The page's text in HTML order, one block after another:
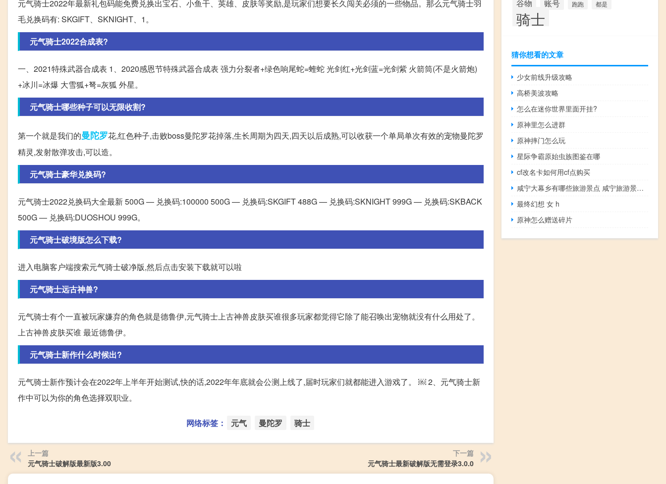
元气骑士2022年最新礼包码能免费兑换出宝石、小鱼干、英雄、皮肤等奖励,是玩家们想要长久闯关必须的一些物品。那么元气骑士羽
毛兑换码有: SKGIFT、SKNIGHT、1。
元气骑士2022合成表?
一、2021特殊武器合成表 1、2020感恩节特殊武器合成表 强力分裂者+绿色响尾蛇=蝰蛇 光剑红+光剑蓝=光剑紫 火箭筒(不是火箭炮)
+冰川=冰爆 大雪狐+弩=灰狐 外星。
元气骑士哪些种子可以无限收割?
第一个就是我们的曼陀罗花,红色种子,击败boss曼陀罗花掉落,生长周期为四天,四天以后成熟,可以收获一个单局单次有效的宠物曼陀罗
精灵,发射散弹攻击,可以造。
元气骑士豪华兑换码?
元气骑士2022兑换码大全最新 500G — 兑换码:100000 500G — 兑换码:SKGIFT 488G — 兑换码:SKNIGHT 999G — 兑换码:SKBACK
500G — 兑换码:DUOSHOU 999G。
元气骑士破境版怎么下载?
进入电脑客户端搜索元气骑士破净版,然后点击安装下载就可以啦
元气骑士远古神兽?
元气骑士有个一直被玩家嫌弃的角色就是德鲁伊,元气骑士上古神兽皮肤买谁很多玩家都觉得它除了能召唤出宠物就没有什么用处了。
上古神兽皮肤买谁 最近德鲁伊。
元气骑士新作什么时候出?
元气骑士新作预计会在2022年上半年开始测试,快的话,2022年年底就会公测上线了,届时玩家们就都能进入游戏了。 ￼ 2、元气骑士新
作中可以为你的角色选择双职业。
网络标签： 元气 曼陀罗 骑士
上一篇
元气骑士破解版最新版3.00
下一篇
元气骑士最新破解版无需登录3.0.0
谷物 账号 跑跑 都是
骑士
猜你想看的文章
少女前线升级攻略
高桥美波攻略
怎么在迷你世界里面开挂?
原神里怎么进群
原神摔门怎么玩
星际争霸原始虫族图鉴在哪
cf改名卡如何用cf点购买
咸宁大幕乡有哪些旅游景点 咸宁旅游景点大全
最终幻想 女 h
原神怎么赠送碎片